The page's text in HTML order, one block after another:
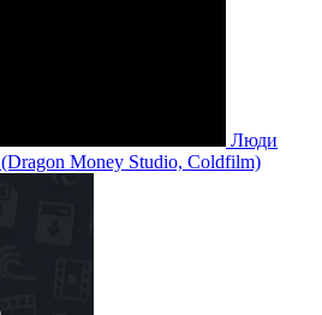
Люди
(Dragon Money Studio, Coldfilm)